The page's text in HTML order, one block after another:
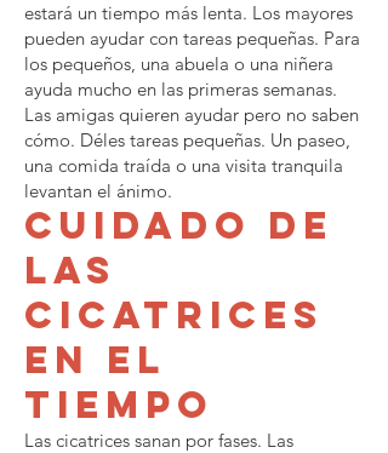
estará un tiempo más lenta. Los mayores
pueden ayudar con tareas pequeñas. Para
los pequeños, una abuela o una niñera
ayuda mucho en las primeras semanas.
Las amigas quieren ayudar pero no saben
cómo. Déles tareas pequeñas. Un paseo,
una comida traída o una visita tranquila
levantan el ánimo.
Cuidado de
las
cicatrices
en el
tiempo
Las cicatrices sanan por fases. Las